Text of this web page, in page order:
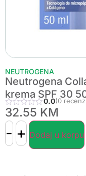
NEUTROGENA
Neutrogena
krema SPF 30
0.0(0
32.55 KM
- + Dodaj u korpu